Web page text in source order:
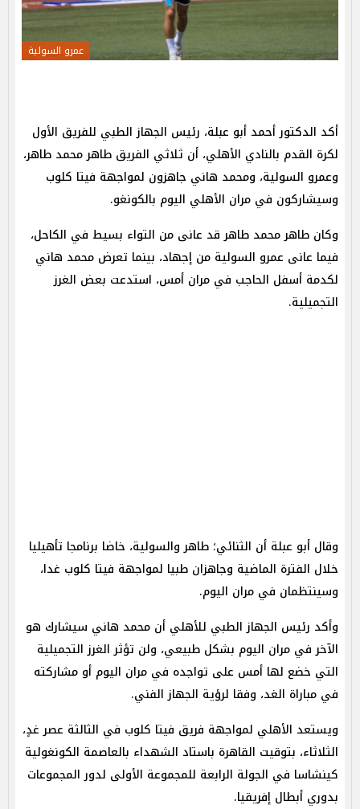
عمرو السولية
أكد الدكتور أحمد أبو عبلة، رئيس الجهاز الطبي للفريق الأول
لكرة القدم بالنادي الأهلي، أن ثلاثي الفريق طاهر محمد طاهر،
وعمرو السولية، ومحمد هاني جاهزون لمواجهة فيتا كلوب
وسيشاركون في مران الأهلي اليوم بالكونغو.
وكان طاهر محمد طاهر قد عانى من التواء بسيط في الكاحل،
فيما عانى عمرو السولية من إجهاد، بينما تعرض محمد هاني
لكدمة أسفل الحاجب في مران أمس، استدعت بعض الغرز
التجميلية.
وقال أبو عبلة أن الثنائي؛ طاهر والسولية، خاضا برنامجا تأهيليا
خلال الفترة الماضية وجاهزان طبيا لمواجهة فيتا كلوب غدا،
وسينتظمان في مران اليوم.
وأكد رئيس الجهاز الطبي للأهلي أن محمد هاني سيشارك هو
الآخر في مران اليوم بشكل طبيعي، ولن تؤثر الغرز التجميلية
التي خضع لها أمس على تواجده في مران اليوم أو مشاركته
في مباراة الغد، وفقا لرؤية الجهاز الفني.
ويستعد الأهلي لمواجهة فريق فيتا كلوب في الثالثة عصر غدٍ،
الثلاثاء، بتوقيت القاهرة باستاد الشهداء بالعاصمة الكونغولية
كينشاسا في الجولة الرابعة للمجموعة الأولى لدور المجموعات
بدوري أبطال إفريقيا.